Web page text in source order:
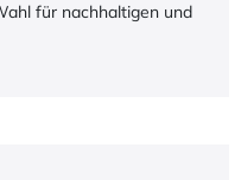
für nachhaltigen und